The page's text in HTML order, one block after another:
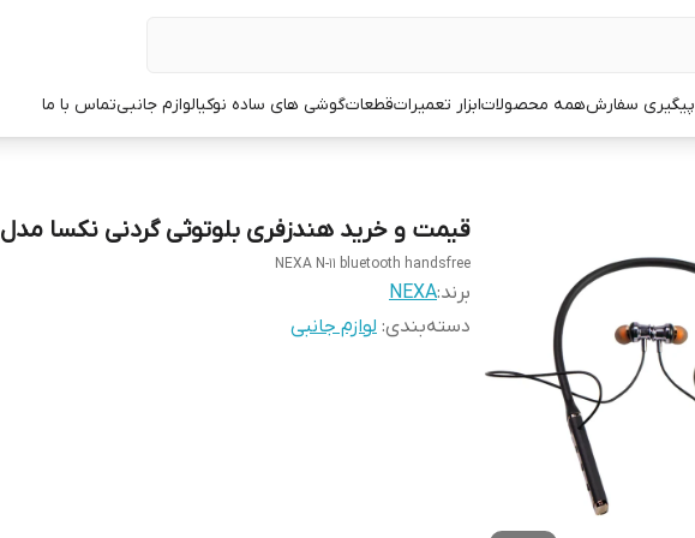
پیگیری سفارشهمه محصولاتابزار تعمیراتقطعاتگوشی های ساده نوکیالوازم جانبیتماس با ما
قیمت و خرید هندزفری بلوتوثی گردنی نکسا مدل NEXA N-11
NEXA N-11 bluetooth handsfree
برند:NEXA
دسته‌بندی: لوازم جانبی